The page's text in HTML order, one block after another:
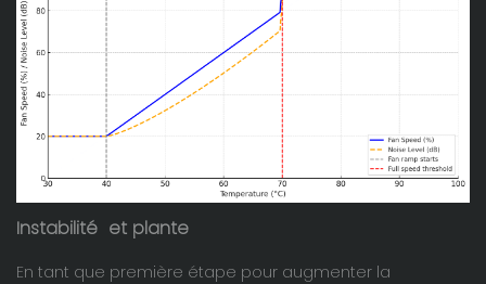
Instabilité et plante
En tant que première étape pour augmenter la